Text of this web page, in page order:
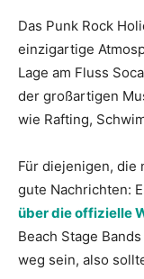
Das Punk Rock
einzigartige
Lage am Fluss
der großartigen
wie Rafting,
Für diejenigen, die
gute Nachrichten:
über die offizielle
Beach Stage
weg sein, also